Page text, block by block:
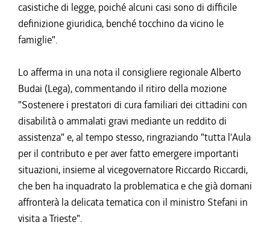
casistiche di legge, poiché alcuni casi sono di difficile
definizione giuridica, benché tocchino da vicino le
famiglie".
Lo afferma in una nota il consigliere regionale Alberto
Budai (Lega), commentando il ritiro della mozione
"Sostenere i prestatori di cura familiari dei cittadini con
disabilità o ammalati gravi mediante un reddito di
assistenza" e, al tempo stesso, ringraziando "tutta l'Aula
per il contributo e per aver fatto emergere importanti
situazioni, insieme al vicegovernatore Riccardo Riccardi,
che ben ha inquadrato la problematica e che già domani
affronterà la delicata tematica con il ministro Stefani in
visita a Trieste".